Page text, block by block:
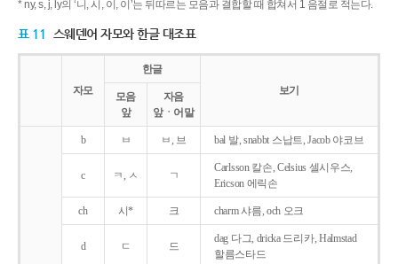
* ny, s, j, ly의 ‘니, 시, 이, 이’는 뒤따르는 모음과 결합할 때 합쳐서 1 음절로 적는다.
표 11 스웨덴어 자모와 한글 대조표
자모
한글
보기
모음
앞
자음
앞ㆍ어말
b ㅂ ㅂ, 브 bal 발, snabbt 스납트, Jacob 야코브
c ㅋ, ㅅ ㄱ
Carlsson 칼손, Celsius 셀시우스,
Ericson 에릭손
ch 시* 크 charm 샤름, och 오크
d ㄷ 드
dag 다그, dricka 드리카, Halmstad
할름스타드